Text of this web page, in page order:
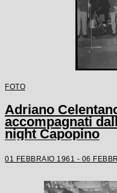
FOTO
Adriano
accompagnati
night Capopino
01 FEBBRAIO 1961 - 06